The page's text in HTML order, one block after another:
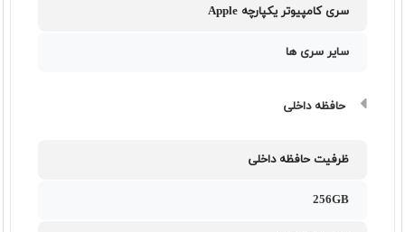
سری کامپیوتر یکپارچه Apple
سایر سری ها
حافظه داخلی
ظرفیت حافظه داخلی
256GB